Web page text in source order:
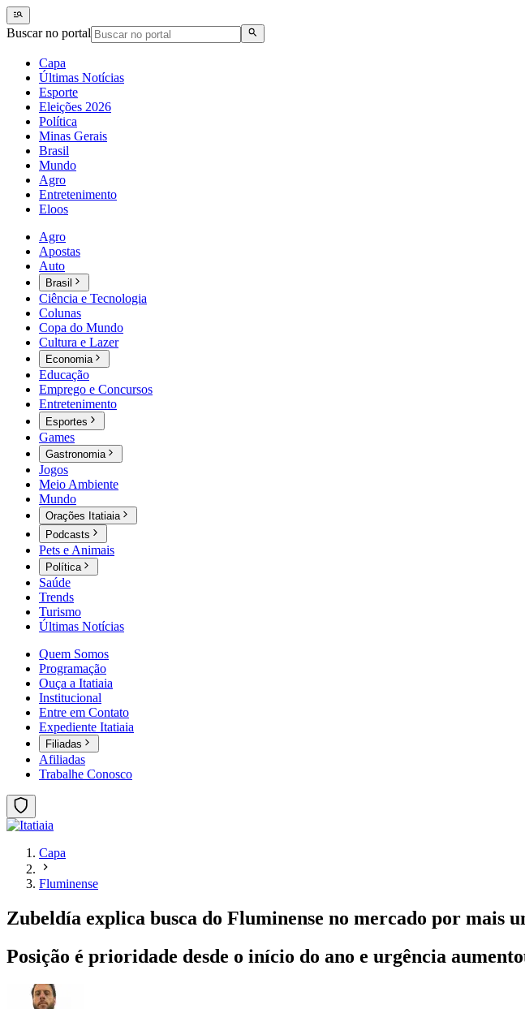
Buscar no portal
Capa
Últimas Notícias
Esporte
Eleições 2026
Política
Minas Gerais
Brasil
Mundo
Agro
Entretenimento
Eloos
Agro
Apostas
Auto
Brasil
Ciência e Tecnologia
Colunas
Copa do Mundo
Cultura e Lazer
Economia
Educação
Emprego e Concursos
Entretenimento
Esportes
Games
Gastronomia
Jogos
Meio Ambiente
Mundo
Orações Itatiaia
Podcasts
Pets e Animais
Política
Saúde
Trends
Turismo
Últimas Notícias
Quem Somos
Programação
Ouça a Itatiaia
Institucional
Entre em Contato
Expediente Itatiaia
Filiadas
Afiliadas
Trabalhe Conosco
Capa
Fluminense
Zubeldía explica busca do Fluminense no mercado por mais
Posição é prioridade desde o início do ano e urgência